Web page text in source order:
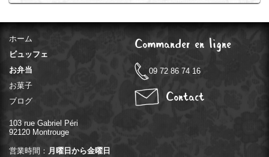
ホーム
ビュッフェ
お弁当
お菓子
ブログ
103 rue Gabriel Péri
92120 Montrouge
営業時間： 月曜日から金曜日
Commander en ligne
09 72 86 74 16
Contact